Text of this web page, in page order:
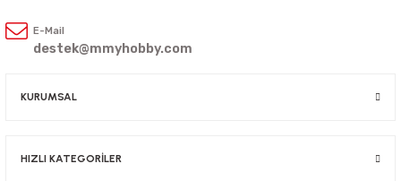
E-Mail
destek@mmyhobby.com
KURUMSAL
HIZLI KATEGORİLER